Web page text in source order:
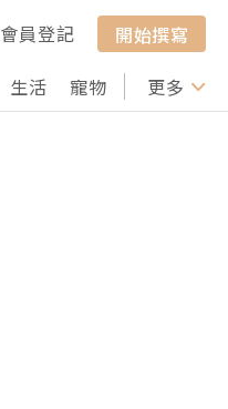
會員登記
開始撰寫
生活 寵物 行山 打卡
更多